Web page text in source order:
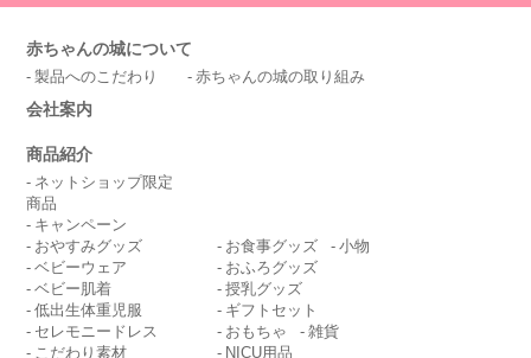
赤ちゃんの城について
製品へのこだわり 赤ちゃんの城の取り組み
会社案内
商品紹介
ネットショップ限定
商品
キャンペーン
おやすみグッズ
ベビーウェア
ベビー肌着
低出生体重児服
セレモニードレス
こだわり素材
お食事グッズ
小物
おふろグッズ
授乳グッズ
ギフトセット
おもちゃ
雑貨
NICU用品